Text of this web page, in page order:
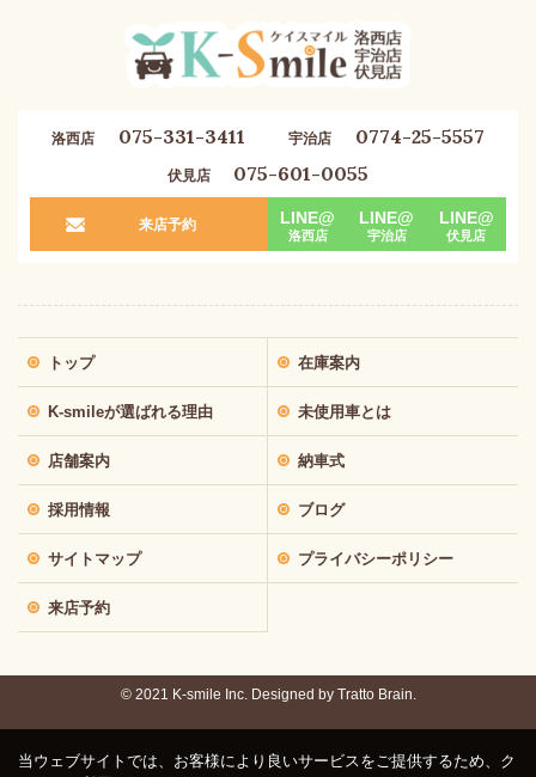
洛西店 075-331-3411 宇治店 0774-25-5557
伏見店 075-601-0055
来店予約 LINE@
洛西店
LINE@
宇治店
LINE@
伏見店
トップ 在庫案内
K-smileが選ばれる理由 未使用車とは
店舗案内 納車式
採用情報 ブログ
サイトマップ プライバシーポリシー
来店予約
© 2021 K-smile Inc. Designed by Tratto Brain.
当ウェブサイトでは、お客様により良いサービスをご提供するため、ク